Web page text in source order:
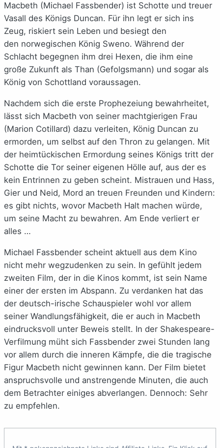
Macbeth (Michael Fassbender) ist Schotte und treuer
Vasall des Königs Duncan. Für ihn legt er sich ins
Zeug, riskiert sein Leben und besiegt den
den norwegischen König Sweno. Während der
Schlacht begegnen ihm drei Hexen, die ihm eine
große Zukunft als Than (Gefolgsmann) und sogar als
König von Schottland voraussagen.
Nachdem sich die erste Prophezeiung bewahrheitet,
lässt sich Macbeth von seiner machtgierigen Frau
(Marion Cotillard) dazu verleiten, König Duncan zu
ermorden, um selbst auf den Thron zu gelangen. Mit
der heimtückischen Ermordung seines Königs tritt der
Schotte die Tor seiner eigenen Hölle auf, aus der es
kein Entrinnen zu geben scheint. Mistrauen und Hass,
Gier und Neid, Mord an treuen Freunden und Kindern:
es gibt nichts, wovor Macbeth Halt machen würde,
um seine Macht zu bewahren. Am Ende verliert er
alles …
Michael Fassbender scheint aktuell aus dem Kino
nicht mehr wegzudenken zu sein. In gefühlt jedem
zweiten Film, der in die Kinos kommt, ist sein Name
einer der ersten im Abspann. Zu verdanken hat das
der deutsch-irische Schauspieler wohl vor allem
seiner Wandlungsfähigkeit, die er auch in Macbeth
eindrucksvoll unter Beweis stellt. In der Shakespeare-
Verfilmung müht sich Fassbender zwei Stunden lang
vor allem durch die inneren Kämpfe, die die tragische
Figur Macbeth nicht gewinnen kann. Der Film bietet
anspruchsvolle und anstrengende Minuten, die auch
dem Betrachter einiges abverlangen. Dennoch: Sehr
zu empfehlen.